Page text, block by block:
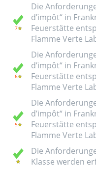
Die
d’impôt“ in
Feuerstätte
Flamme Verte
Die
d’impôt“ in
Feuerstätte
Flamme Verte
Die
d’impôt“ in
Feuerstätte
Flamme Verte
Die
Klasse werden